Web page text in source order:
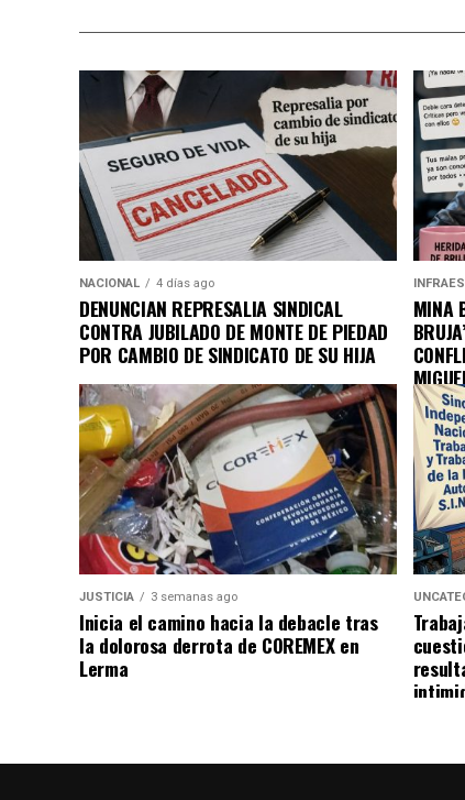
NACIONAL 4 días ago
DENUNCIAN REPRESALIA SINDICAL
CONTRA JUBILADO DE MONTE DE PIEDAD
POR CAMBIO DE SINDICATO DE SU HIJA
MINA
JUSTICIA 3 semanas ago
Inicia el camino hacia la debacle tras
la dolorosa derrota de COREMEX en
Lerma